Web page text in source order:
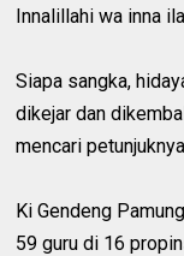
Innalillahi wa inna
Siapa sangka,
dikejar dan
mencari
Ki Gendeng
59 guru di 16